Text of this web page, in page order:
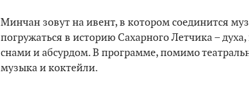
Минчан зовут на ивент, в котором соединится
погружаться в историю Сахарного Летчика –
снами и абсурдом. В программе, помимо
музыка и коктейли.